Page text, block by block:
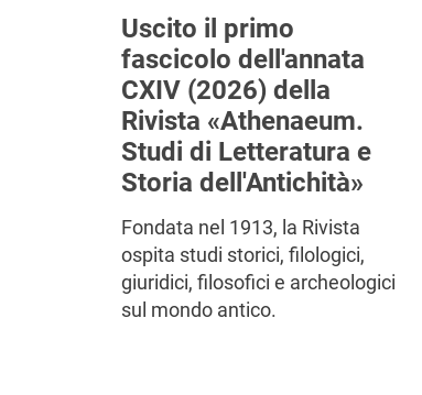
Uscito il primo
fascicolo dell'annata
CXIV (2026) della
Rivista «Athenaeum.
Studi di Letteratura e
Storia dell'Antichità»
Fondata nel 1913, la Rivista
ospita studi storici, filologici,
giuridici, filosofici e archeologici
sul mondo antico.